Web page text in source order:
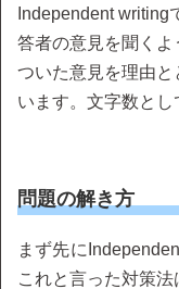
Independent writing
答者の意見を聞く
ついた意見を理由
います。文字数とし
問題の解き方
まず先に
これと言った対策